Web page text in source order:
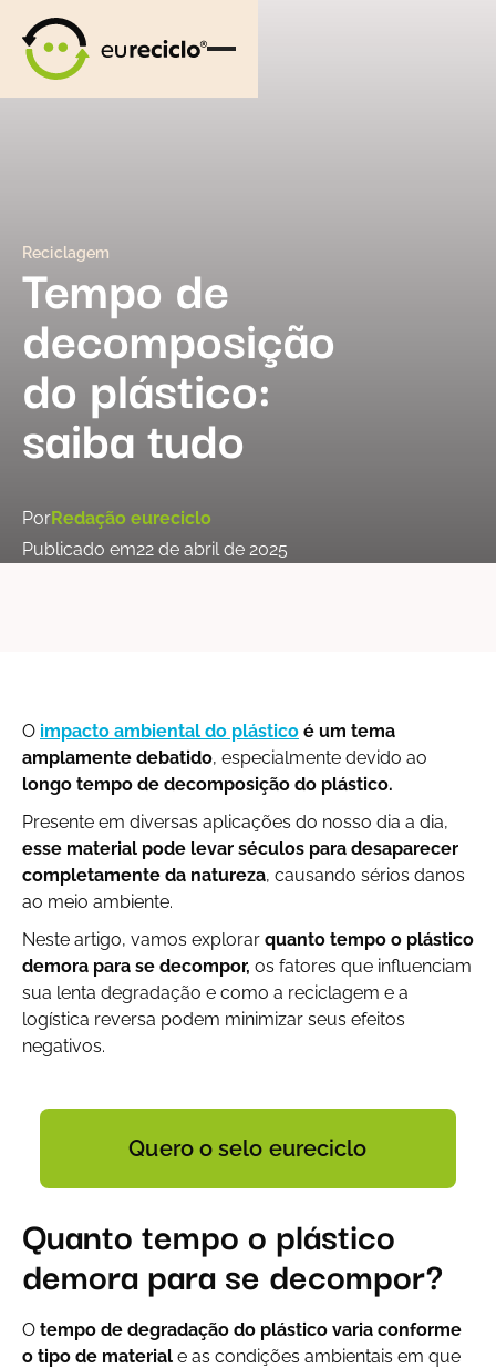
Reciclagem
Tempo de
decomposição
do plástico:
saiba tudo
PorRedação eureciclo
Publicado em22 de abril de 2025
O impacto ambiental do plástico é um tema
amplamente debatido, especialmente devido ao
longo tempo de decomposição do plástico.
Presente em diversas aplicações do nosso dia a dia,
esse material pode levar séculos para desaparecer
completamente da natureza, causando sérios danos
ao meio ambiente.
Neste artigo, vamos explorar quanto tempo o plástico
demora para se decompor, os fatores que influenciam
sua lenta degradação e como a reciclagem e a
logística reversa podem minimizar seus efeitos
negativos.
Quero o selo eureciclo
Quanto tempo o plástico
demora para se decompor?
O tempo de degradação do plástico varia conforme
o tipo de material e as condições ambientais em que